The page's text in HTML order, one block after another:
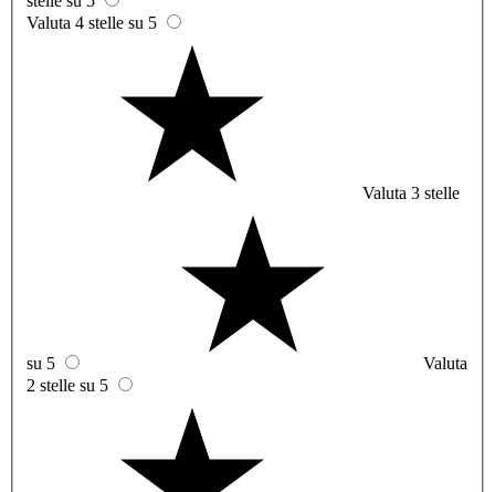
Valuta 4 stelle su 5
Valuta 3 stelle
su 5
Valuta
2 stelle su 5